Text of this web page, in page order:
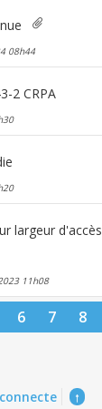
08h44
2 CRPA
largeur d'accès
11h08
6 7 8
↑